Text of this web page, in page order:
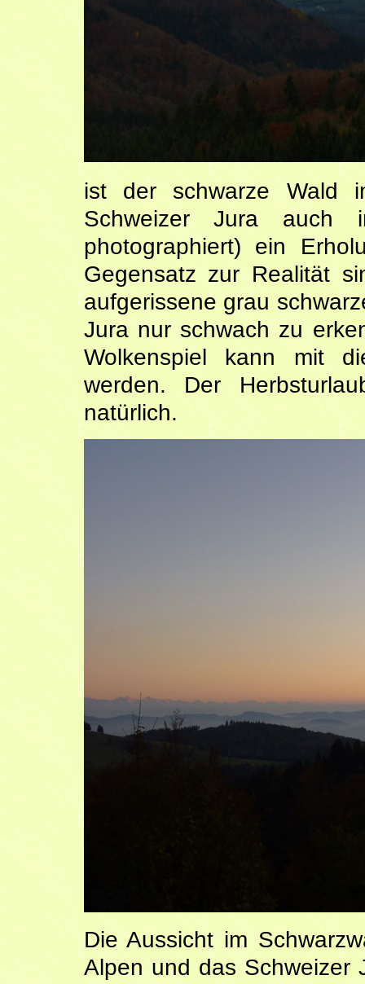
ist der schwarze Wald
Schweizer Jura auch
photographiert) ein
Gegensatz zur Realität
aufgerissene grau
Jura nur schwach zu
Wolkenspiel kann mit
werden. Der
natürlich.
Die Aussicht im
Alpen und das Schweizer